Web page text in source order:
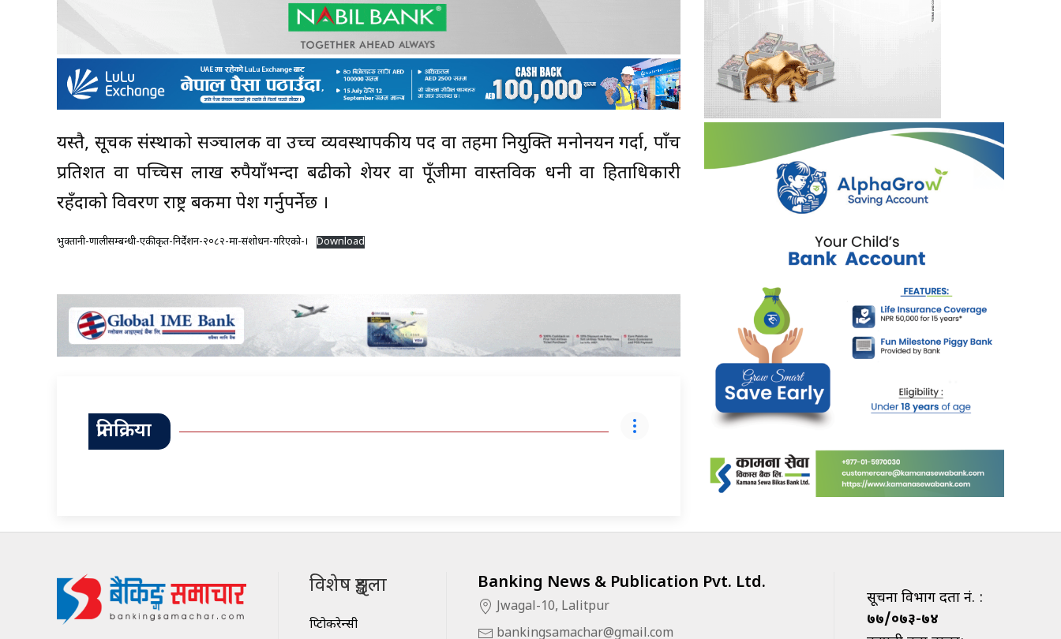
यस्तै, सूचक संस्थाको सञ्चालक वा उच्च व्यवस्थापकीय पद वा तहमा नियुक्ति मनोनयन गर्दा, पाँच
प्रतिशत वा पच्चिस लाख रुपैयाँभन्दा बढीको शेयर वा पूँजीमा वास्तविक धनी वा हिताधिकारी
रहँदाको विवरण राष्ट्र बैंकमा पेश गर्नुपर्नेछ ।
भुक्तानी-प्रणालीसम्बन्धी-एकीकृत-निर्देशन-२०८२-मा-संशोधन-गरिएको-। Download
प्रतिक्रिया
विशेष शृङ्खला
क्रिप्टोकरेन्सी
Banking News & Publication Pvt. Ltd.
Jwagal-10, Lalitpur
bankingsamachar@gmail.com
सूचना विभाग दर्ता नं. :
७७/०७३-७४